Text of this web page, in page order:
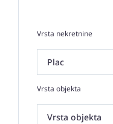
Vrsta nekretnine
Vrsta objekta